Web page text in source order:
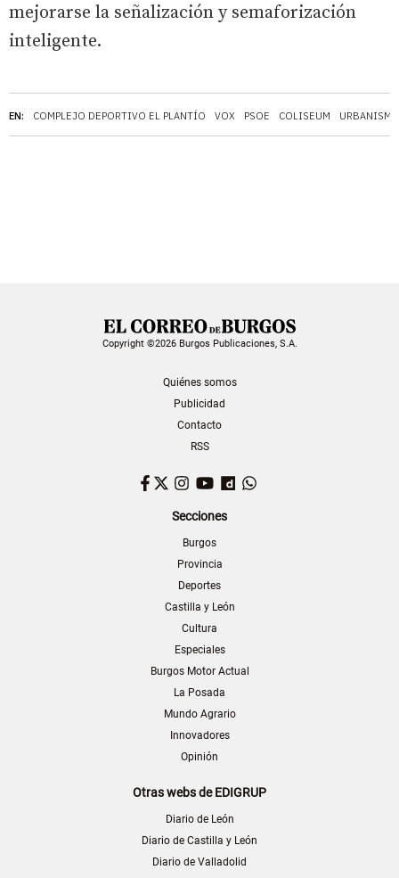
EN: COMPLEJO DEPORTIVO EL PLANTÍO VOX PSOE COLISEUM URBANISMO
mejorarse la señalización y semaforización
inteligente.
Copyright ©2026 Burgos Publicaciones, S.A.
Quiénes somos
Publicidad
Contacto
RSS
Facebook
TwitterInstagram
YouTubeDailymotion
Secciones
Burgos
Provincia
Deportes
Castilla y León
Cultura
Especiales
Burgos Motor Actual
La Posada
Mundo Agrario
Innovadores
Opinión
Otras webs de EDIGRUP
Diario de León
Diario de Castilla y León
Diario de Valladolid